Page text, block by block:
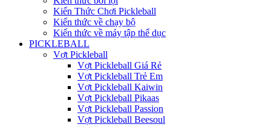
Kiến Thức Chơi Pickleball
Kiến thức về chạy bộ
Kiến thức về máy tập thể dục
PICKLEBALL
Vợt Pickleball
Vợt Pickleball Giá Rẻ
Vợt Pickleball Trẻ Em
Vợt Pickleball Kaiwin
Vợt Pickleball Pikaas
Vợt Pickleball Passion
Vợt Pickleball Beesoul